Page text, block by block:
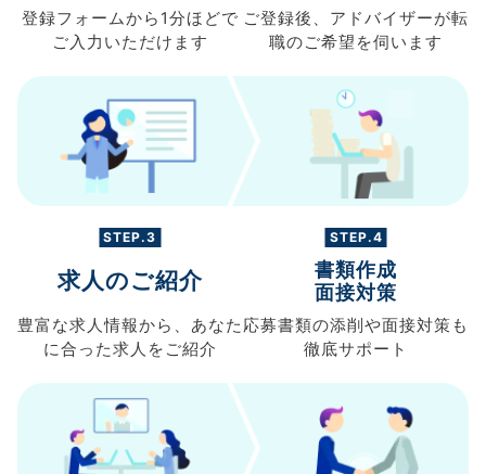
登録フォームから 1分ほどで
ご入力 いただけます
ご登録後、 アドバイザーが転
職のご希望を伺います
STEP.3
求人のご紹介
豊富な求人情報から、 あなた
に合った求人を ご紹介
STEP.4
書類作成
面接対策
応募書類の添削や面接対策も
徹底サポート